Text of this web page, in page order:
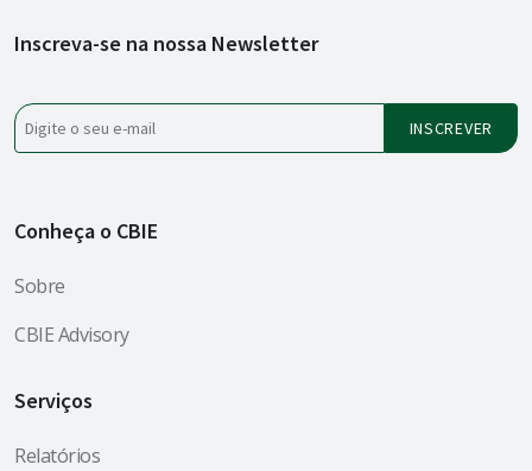
Inscreva-se na nossa Newsletter
Conheça o CBIE
Sobre
CBIE Advisory
Serviços
Relatórios